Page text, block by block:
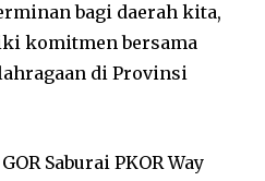
bagi daerah kita,
komitmen bersama
di Provinsi
Saburai PKOR Way